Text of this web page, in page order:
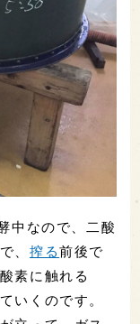
中なので、二酸
、搾る前後で
素に触れる
いくのです。